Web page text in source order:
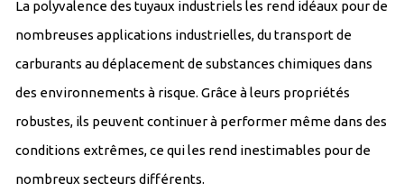
La polyvalence des tuyaux industriels les rend idéaux pour de
nombreuses applications industrielles, du transport de
carburants au déplacement de substances chimiques dans
des environnements à risque. Grâce à leurs propriétés
robustes, ils peuvent continuer à performer même dans des
conditions extrêmes, ce qui les rend inestimables pour de
nombreux secteurs différents.